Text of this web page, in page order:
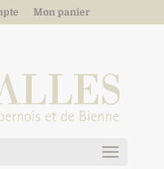
Mon panier